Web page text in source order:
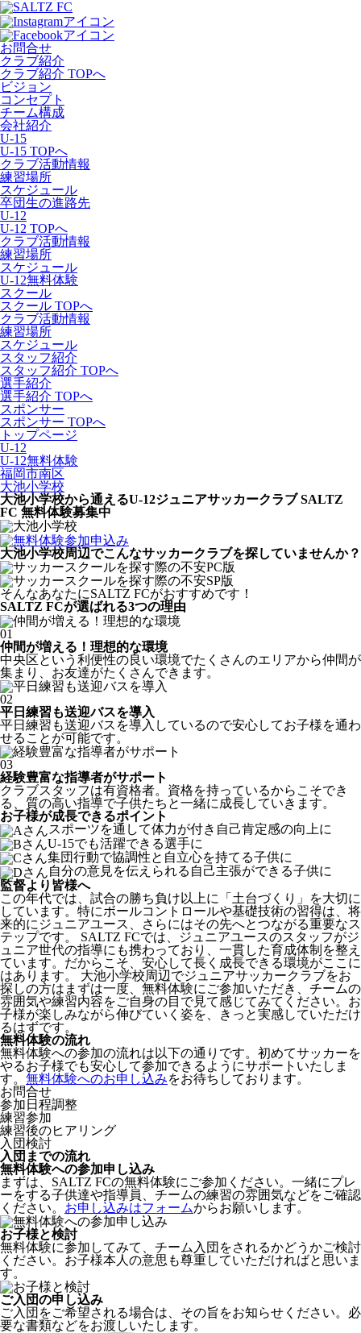
お問合せ
クラブ紹介
クラブ紹介 TOPへ
ビジョン
コンセプト
チーム構成
会社紹介
U-15
U-15 TOPへ
クラブ活動情報
練習場所
スケジュール
卒団生の進路先
U-12
U-12 TOPへ
クラブ活動情報
練習場所
スケジュール
U-12無料体験
スクール
スクール TOPへ
クラブ活動情報
練習場所
スケジュール
スタッフ紹介
スタッフ紹介 TOPへ
選手紹介
選手紹介 TOPへ
スポンサー
スポンサー TOPへ
トップページ
U-12
U-12無料体験
福岡市南区
大池小学校
大池小学校から通えるU-12ジュニアサッカークラブ SALTZ
FC 無料体験募集中
大池小学校周辺でこんなサッカークラブを探していませんか？
そんなあなたにSALTZ FCがおすすめです！
SALTZ FCが選ばれる3つの理由
01
仲間が増える！理想的な環境
中央区という利便性の良い環境でたくさんのエリアから仲間が
集まり、お友達がたくさんできます。
02
平日練習も送迎バスを導入
平日練習も送迎バスを導入しているので安心してお子様を通わ
せることが可能です。
03
経験豊富な指導者がサポート
クラブスタッフは有資格者。資格を持っているからこそでき
る、質の高い指導で子供たちと一緒に成長していきます。
お子様が成長できるポイント
スポーツを通して体力が付き自己肯定感の向上に
U-15でも活躍できる選手に
集団行動で協調性と自立心を持てる子供に
自分の意見を伝えられる自己主張ができる子供に
監督より皆様へ
この年代では、試合の勝ち負け以上に「土台づくり」を大切に
しています。特にボールコントロールや基礎技術の習得は、将
来的にジュニアユース、さらにはその先へとつながる重要なス
テップです。 SALTZ FCでは、ジュニアユースのスタッフがジ
ュニア世代の指導にも携わっており、一貫した育成体制を整え
ています。だからこそ、安心して長く成長できる環境がここに
はあります。 大池小学校周辺でジュニアサッカークラブをお
探しの方はまずは一度、無料体験にご参加いただき、チームの
雰囲気や練習内容をご自身の目で見て感じてみてください。お
子様が楽しみながら伸びていく姿を、きっと実感していただけ
るはずです。
無料体験の流れ
無料体験への参加の流れは以下の通りです。初めてサッカーを
やるお子様でも安心して参加できるようにサポートいたしま
す。 無料体験へのお申し込みをお待ちしております。
お問合せ
参加日程調整
練習参加
練習後のヒアリング
入団検討
入団までの流れ
無料体験への参加申し込み
まずは、SALTZ FCの無料体験にご参加ください。一緒にプレ
ーをする子供達や指導員、チームの練習の雰囲気などをご確認
ください。 お申し込みはフォームからお願いします。
お子様と検討
無料体験に参加してみて、チーム入団をされるかどうかご検討
ください。お子様本人の意思も尊重していただければと思いま
す。
ご入団の申し込み
ご入団をご希望される場合は、その旨をお知らせください。必
要な書類などをお渡しいたします。